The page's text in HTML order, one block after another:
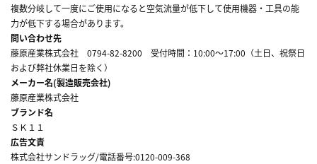
複数分岐して一度にご使用になると空気流量が低下して使用機器・工具の能
力が低下する場合があります。
問い合わせ先
藤原産業株式会社 0794-82-8200 受付時間：10:00～17:00（土日、祝祭日
および弊社休業日を除く）
メーカー名(製造販売会社)
藤原産業株式会社
ブランド名
ＳＫ１１
広告文責
株式会社サンドラッグ/電話番号:0120-009-368